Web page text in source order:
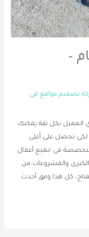
–
تصميم مواقع في
الدمام – 0556331035 عزيزي العميل بكل ثقة يمكنك
لكي تحصل على أعلى
متخصصة في جميع أعمال
الكبرى والمشروعات من
كل هذا وفق أحدث